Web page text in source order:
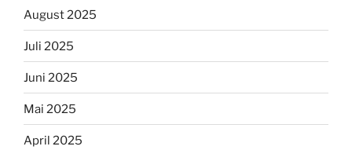
August 2025
Juli 2025
Juni 2025
Mai 2025
April 2025